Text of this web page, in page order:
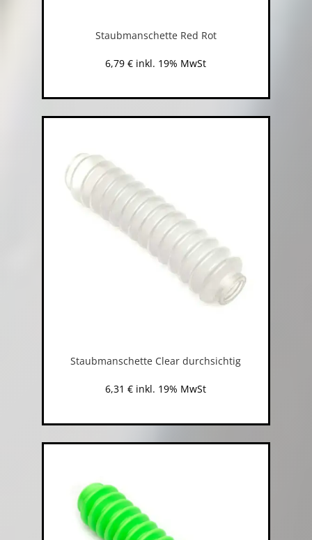
Staubmanschette Red Rot
6,79€ inkl. 19% MwSt
Staubmanschette Clear durchsichtig
6,31€ inkl. 19% MwSt